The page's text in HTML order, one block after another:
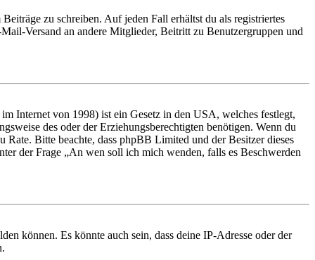
zu schreiben. Auf jeden Fall erhältst du als registriertes
Versand an andere Mitglieder, Beitritt zu Benutzergruppen und
Internet von 1998) ist ein Gesetz in den USA, welches festlegt,
des oder der Erziehungsberechtigten benötigen. Wenn du
Bitte beachte, dass phpBB Limited und der Besitzer dieses
der Frage „An wen soll ich mich wenden, falls es Beschwerden
können. Es könnte auch sein, dass deine IP-Adresse oder der